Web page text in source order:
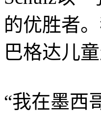
的优胜者
巴格达儿
“我在墨西